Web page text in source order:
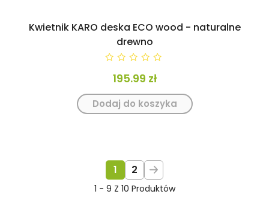
Kwietnik KARO deska ECO wood - naturalne
drewno
195.99 zł
Dodaj do koszyka
1 2
1 - 9 Z 10 Produktów